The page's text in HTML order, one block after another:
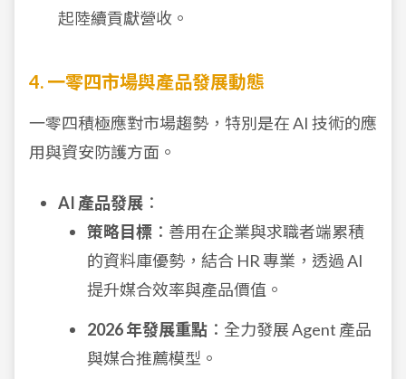
起陸續貢獻營收。
4. 一零四市場與產品發展動態
一零四積極應對市場趨勢，特別是在 AI 技術的應
用與資安防護方面。
AI 產品發展 ：
策略目標 ：善用在企業與求職者端累積
的資料庫優勢，結合 HR 專業，透過 AI
提升媒合效率與產品價值。
2026 年發展重點 ：全力發展 Agent 產品
與媒合推薦模型。